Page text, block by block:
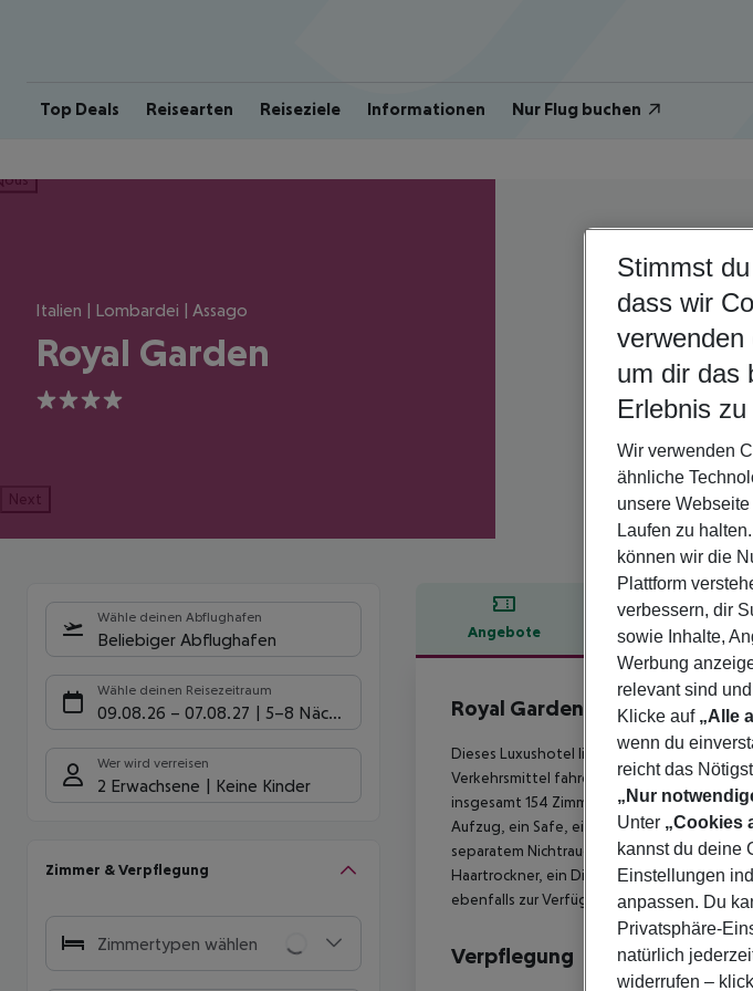
Top Deals Reisearten Reiseziele Informationen Nur Flug buchen
Italien | Lombardei | Assago
Royal Garden
4
Next
Wähle deinen Abflughafen
Beliebiger Abflughafen
Wähle deinen Reisezeitraum
09.08.26 – 07.08.27 5-8 Nächte
Wer wird verreisen
2 Erwachsene Keine Kinder
Zimmer & Verpflegung
Zimmertypen wählen
Angebote
Hotelbeschreibung
Royal Garden
Dieses Luxushotel liegt in der Nähe des
Verkehrsmittel fahren von Haltestellen in
insgesamt 154 Zimmern. Verschiedene
Aufzug, ein Safe, eine Garderobe und eine
separatem Nichtraucherbereich, ein TV-
Haartrockner, ein Direktwahltelefon sowie
ebenfalls zur Verfügung.
Verpflegung
Stimmst
dass wir
verwenden
um dir das
Erlebnis
Wir verwenden
ähnliche
unsere
Laufen zu
können wir die
Plattform
verbessern, dir
sowie Inhalte,
Werbung
relevant sind
Klicke auf „Alle
wenn du
reicht das
„Nur
Unter „Cookies
kannst du deine
Einstellungen
anpassen. Du
Privatsphäre-
natürlich
widerrufen –